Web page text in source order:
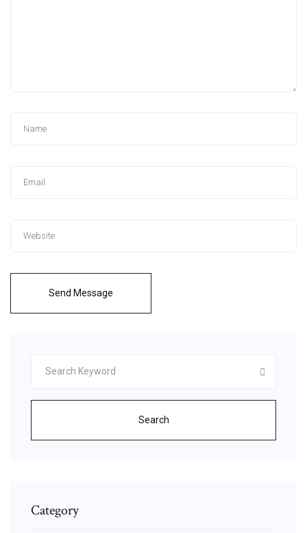
Send Message
Search
Category